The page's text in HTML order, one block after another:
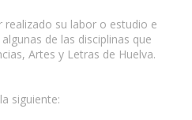
realizado su labor o estudio e
de las disciplinas que
Artes y Letras de Huelva.
siguiente: